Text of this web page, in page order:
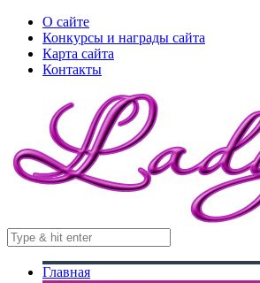
О сайте
Конкурсы и награды сайта
Карта сайта
Контакты
Главная